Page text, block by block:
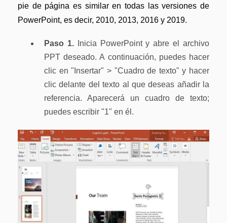
Soluciones completas
Educación
Servicio de TI
Sanidad
Publicación
Freelancer
Explorar todas las características
¿Qué hay de nuevo?
Guía del usuario
PDFelement para Mac
Videos tutoriales
PDFelement para iOS
PDFelement para Android
Centro de conocimiento
Explorar más
pie de página es similar en todas las versiones de
PowerPoint, es decir, 2010, 2013, 2016 y 2019.
Paso 1.Inicia PowerPoint y abre el archivo
PPT deseado. A continuación, puedes hacer
clic en "Insertar" > "Cuadro de texto" y hacer
clic delante del texto al que deseas añadir la
referencia. Aparecerá un cuadro de texto;
puedes escribir "1" en él.